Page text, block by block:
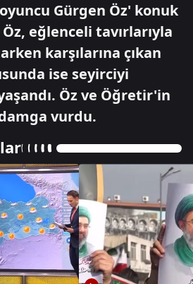
Gürgen Öz' konuk
eğlenceli tavırlarıyla
karşılarına çıkan
ise seyirciyi
Öz ve Öğretir'in
vurdu.